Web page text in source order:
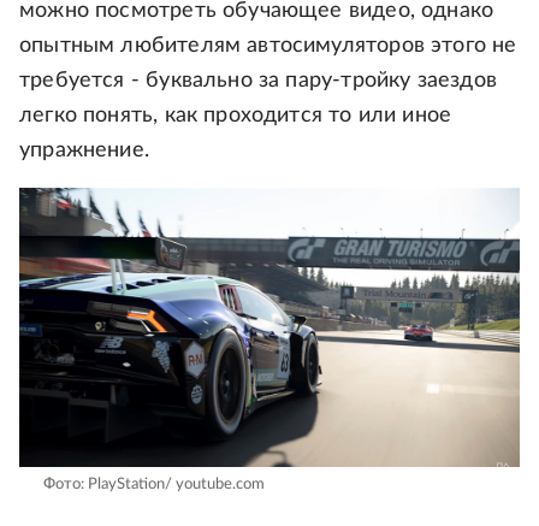
можно посмотреть обучающее видео, однако
опытным любителям автосимуляторов этого не
требуется - буквально за пару-тройку заездов
легко понять, как проходится то или иное
упражнение.
Фото: PlayStation/ youtube.com